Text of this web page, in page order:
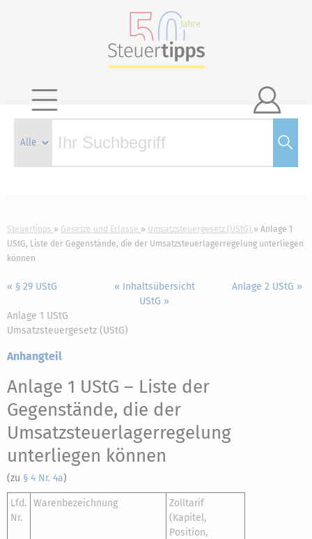

Steuertipps Gesetze und Erlasse Umsatzsteuergesetz (UStG)
Anlage 1
UStG, Liste der Gegenstände, die der Umsatzsteuerlagerregelung unterliegen
können
« § 29 UStG
« Inhaltsübersicht
UStG »
Anlage 2 UStG »
Anlage 1 UStG
Umsatzsteuergesetz (UStG)
Anhangteil
Anlage 1 UStG – Liste der
Gegenstände, die der
Umsatzsteuerlagerregelung
unterliegen können
(zu § 4 Nr. 4a)
Lfd.
Nr.
Warenbezeichnung
Zolltarif
(Kapitel,
Position,